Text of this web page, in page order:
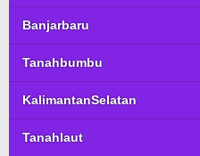
Banjarbaru
Tanahbumbu
KalimantanSelatan
Tanahlaut